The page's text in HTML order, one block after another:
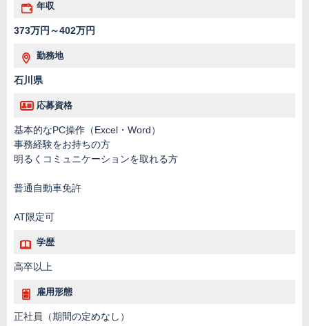
年収
373万円～402万円
勤務地
石川県
応募資格
基本的なPC操作（Excel・Word）
事務経験をお持ちの方
明るくコミュニケーションを取れる方
普通自動車免許
AT限定可
学歴
高卒以上
雇用形態
正社員（期間の定めなし）